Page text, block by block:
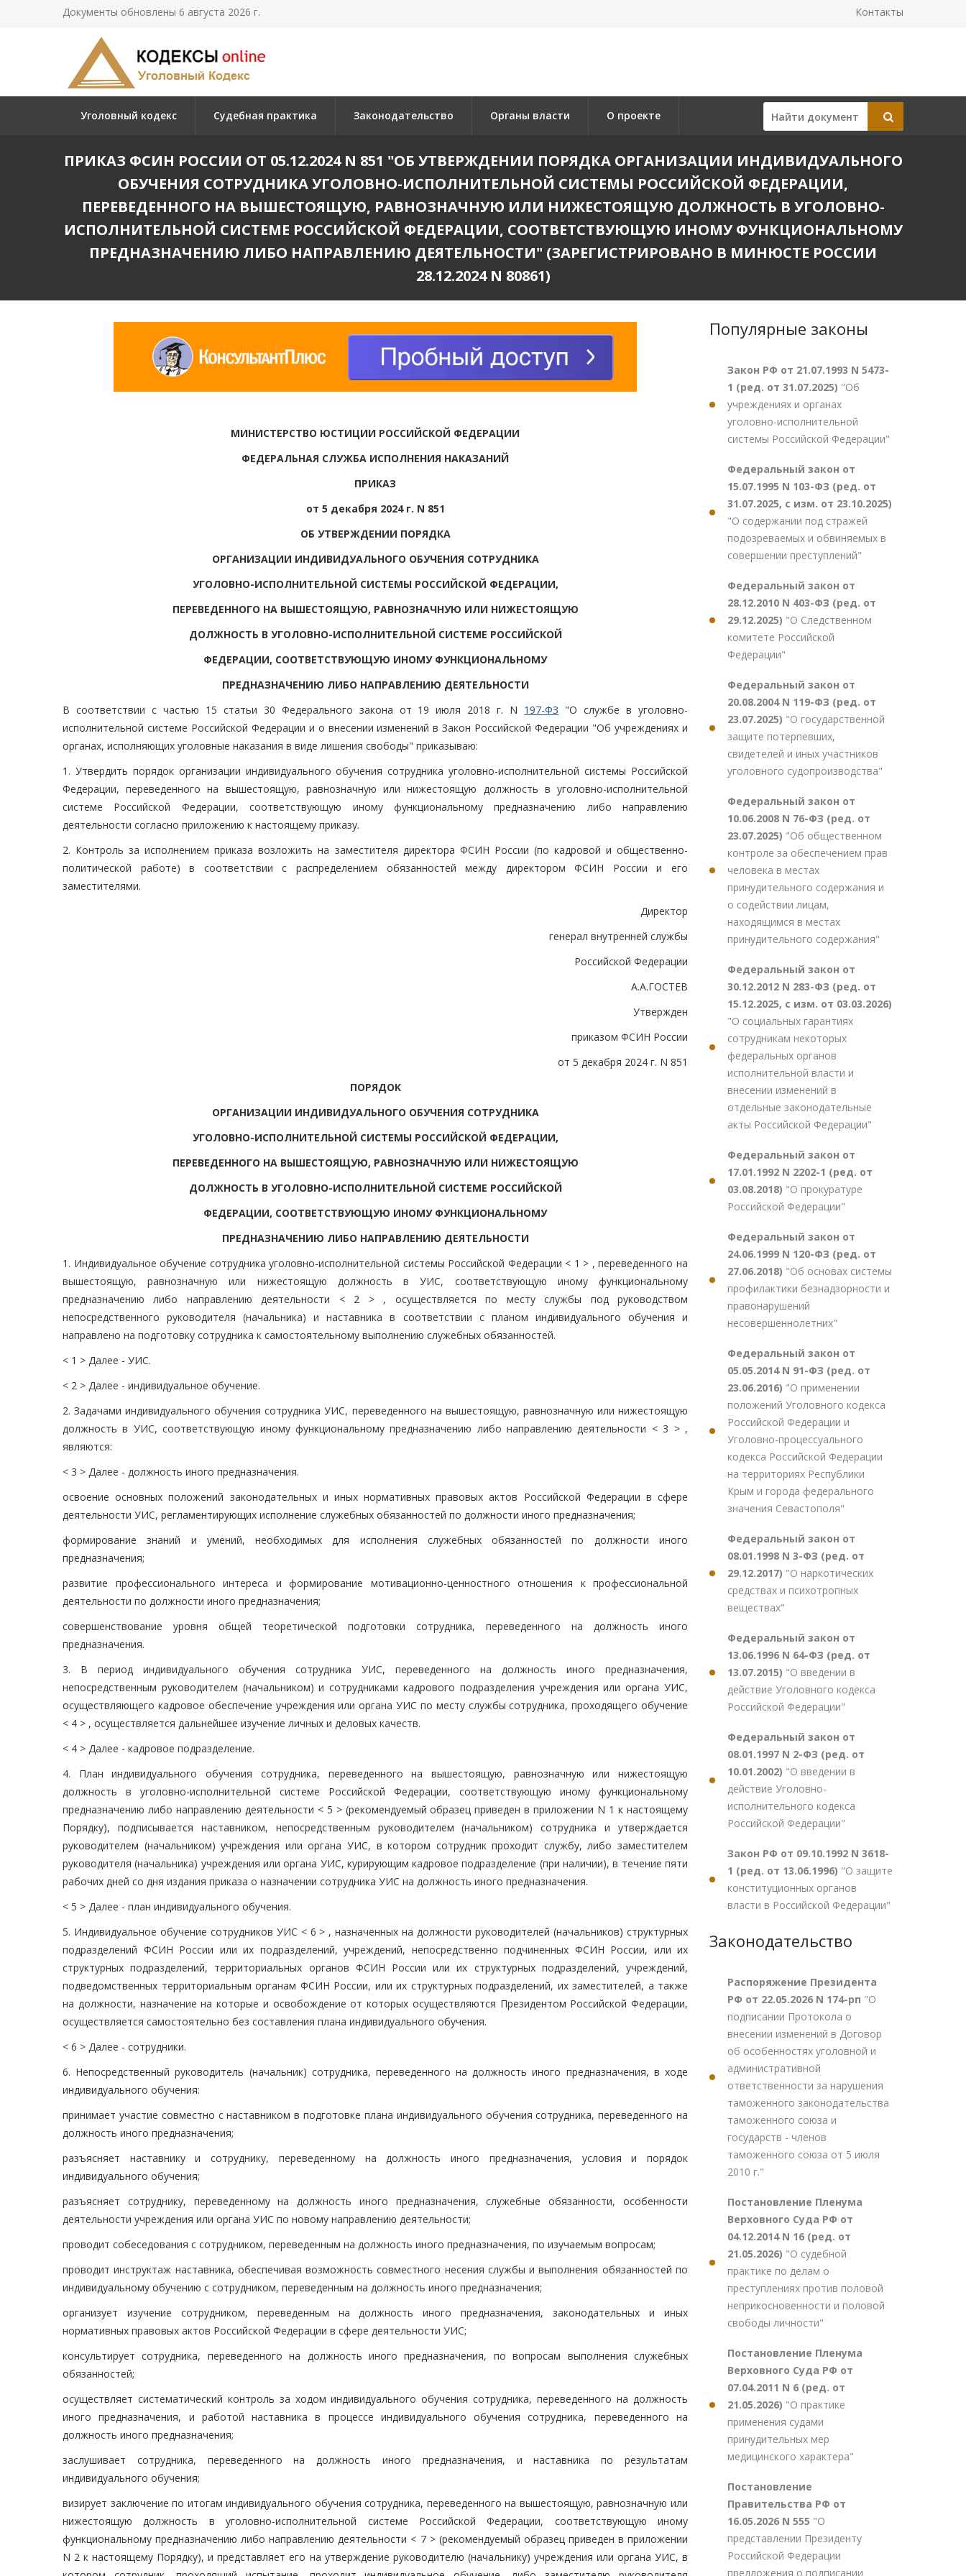
Документы обновлены 6 августа 2026 г. Контакты
Уголовный кодекс Судебная практика Законодательство Органы власти О проекте
ПРИКАЗ ФСИН РОССИИ ОТ 05.12.2024 N 851 "ОБ УТВЕРЖДЕНИИ ПОРЯДКА ОРГАНИЗАЦИИ ИНДИВИДУАЛЬНОГО
ОБУЧЕНИЯ СОТРУДНИКА УГОЛОВНО-ИСПОЛНИТЕЛЬНОЙ СИСТЕМЫ РОССИЙСКОЙ ФЕДЕРАЦИИ,
ПЕРЕВЕДЕННОГО НА ВЫШЕСТОЯЩУЮ, РАВНОЗНАЧНУЮ ИЛИ НИЖЕСТОЯЩУЮ ДОЛЖНОСТЬ В УГОЛОВНО-
ИСПОЛНИТЕЛЬНОЙ СИСТЕМЕ РОССИЙСКОЙ ФЕДЕРАЦИИ, СООТВЕТСТВУЮЩУЮ ИНОМУ ФУНКЦИОНАЛЬНОМУ
ПРЕДНАЗНАЧЕНИЮ ЛИБО НАПРАВЛЕНИЮ ДЕЯТЕЛЬНОСТИ" (ЗАРЕГИСТРИРОВАНО В МИНЮСТЕ РОССИИ
28.12.2024 N 80861)
МИНИСТЕРСТВО ЮСТИЦИИ РОССИЙСКОЙ ФЕДЕРАЦИИ
ФЕДЕРАЛЬНАЯ СЛУЖБА ИСПОЛНЕНИЯ НАКАЗАНИЙ
ПРИКАЗ
от 5 декабря 2024 г. N 851
ОБ УТВЕРЖДЕНИИ ПОРЯДКА
ОРГАНИЗАЦИИ ИНДИВИДУАЛЬНОГО ОБУЧЕНИЯ СОТРУДНИКА
УГОЛОВНО-ИСПОЛНИТЕЛЬНОЙ СИСТЕМЫ РОССИЙСКОЙ ФЕДЕРАЦИИ,
ПЕРЕВЕДЕННОГО НА ВЫШЕСТОЯЩУЮ, РАВНОЗНАЧНУЮ ИЛИ НИЖЕСТОЯЩУЮ
ДОЛЖНОСТЬ В УГОЛОВНО-ИСПОЛНИТЕЛЬНОЙ СИСТЕМЕ РОССИЙСКОЙ
ФЕДЕРАЦИИ, СООТВЕТСТВУЮЩУЮ ИНОМУ ФУНКЦИОНАЛЬНОМУ
ПРЕДНАЗНАЧЕНИЮ ЛИБО НАПРАВЛЕНИЮ ДЕЯТЕЛЬНОСТИ
В соответствии с частью 15 статьи 30 Федерального закона от 19 июля 2018 г. N 197-ФЗ "О службе в уголовно-
исполнительной системе Российской Федерации и о внесении изменений в Закон Российской Федерации "Об учреждениях и
органах, исполняющих уголовные наказания в виде лишения свободы" приказываю:
1. Утвердить порядок организации индивидуального обучения сотрудника уголовно-исполнительной системы Российской
Федерации, переведенного на вышестоящую, равнозначную или нижестоящую должность в уголовно-исполнительной
системе Российской Федерации, соответствующую иному функциональному предназначению либо направлению
деятельности согласно приложению к настоящему приказу.
2. Контроль за исполнением приказа возложить на заместителя директора ФСИН России (по кадровой и общественно-
политической работе) в соответствии с распределением обязанностей между директором ФСИН России и его
заместителями.
Директор
генерал внутренней службы
Российской Федерации
А.А.ГОСТЕВ
Утвержден
приказом ФСИН России
от 5 декабря 2024 г. N 851
ПОРЯДОК
ОРГАНИЗАЦИИ ИНДИВИДУАЛЬНОГО ОБУЧЕНИЯ СОТРУДНИКА
УГОЛОВНО-ИСПОЛНИТЕЛЬНОЙ СИСТЕМЫ РОССИЙСКОЙ ФЕДЕРАЦИИ,
ПЕРЕВЕДЕННОГО НА ВЫШЕСТОЯЩУЮ, РАВНОЗНАЧНУЮ ИЛИ НИЖЕСТОЯЩУЮ
ДОЛЖНОСТЬ В УГОЛОВНО-ИСПОЛНИТЕЛЬНОЙ СИСТЕМЕ РОССИЙСКОЙ
ФЕДЕРАЦИИ, СООТВЕТСТВУЮЩУЮ ИНОМУ ФУНКЦИОНАЛЬНОМУ
ПРЕДНАЗНАЧЕНИЮ ЛИБО НАПРАВЛЕНИЮ ДЕЯТЕЛЬНОСТИ
1. Индивидуальное обучение сотрудника уголовно-исполнительной системы Российской Федерации < 1 > , переведенного на
вышестоящую, равнозначную или нижестоящую должность в УИС, соответствующую иному функциональному
предназначению либо направлению деятельности < 2 > , осуществляется по месту службы под руководством
непосредственного руководителя (начальника) и наставника в соответствии с планом индивидуального обучения и
направлено на подготовку сотрудника к самостоятельному выполнению служебных обязанностей.
< 1 > Далее - УИС.
< 2 > Далее - индивидуальное обучение.
2. Задачами индивидуального обучения сотрудника УИС, переведенного на вышестоящую, равнозначную или нижестоящую
должность в УИС, соответствующую иному функциональному предназначению либо направлению деятельности < 3 > ,
являются:
< 3 > Далее - должность иного предназначения.
освоение основных положений законодательных и иных нормативных правовых актов Российской Федерации в сфере
деятельности УИС, регламентирующих исполнение служебных обязанностей по должности иного предназначения;
формирование знаний и умений, необходимых для исполнения служебных обязанностей по должности иного
предназначения;
развитие профессионального интереса и формирование мотивационно-ценностного отношения к профессиональной
деятельности по должности иного предназначения;
совершенствование уровня общей теоретической подготовки сотрудника, переведенного на должность иного
предназначения.
3. В период индивидуального обучения сотрудника УИС, переведенного на должность иного предназначения,
непосредственным руководителем (начальником) и сотрудниками кадрового подразделения учреждения или органа УИС,
осуществляющего кадровое обеспечение учреждения или органа УИС по месту службы сотрудника, проходящего обучение
< 4 > , осуществляется дальнейшее изучение личных и деловых качеств.
< 4 > Далее - кадровое подразделение.
4. План индивидуального обучения сотрудника, переведенного на вышестоящую, равнозначную или нижестоящую
должность в уголовно-исполнительной системе Российской Федерации, соответствующую иному функциональному
предназначению либо направлению деятельности < 5 > (рекомендуемый образец приведен в приложении N 1 к настоящему
Порядку), подписывается наставником, непосредственным руководителем (начальником) сотрудника и утверждается
руководителем (начальником) учреждения или органа УИС, в котором сотрудник проходит службу, либо заместителем
руководителя (начальника) учреждения или органа УИС, курирующим кадровое подразделение (при наличии), в течение пяти
рабочих дней со дня издания приказа о назначении сотрудника УИС на должность иного предназначения.
< 5 > Далее - план индивидуального обучения.
5. Индивидуальное обучение сотрудников УИС < 6 > , назначенных на должности руководителей (начальников) структурных
подразделений ФСИН России или их подразделений, учреждений, непосредственно подчиненных ФСИН России, или их
структурных подразделений, территориальных органов ФСИН России или их структурных подразделений, учреждений,
подведомственных территориальным органам ФСИН России, или их структурных подразделений, их заместителей, а также
на должности, назначение на которые и освобождение от которых осуществляются Президентом Российской Федерации,
осуществляется самостоятельно без составления плана индивидуального обучения.
< 6 > Далее - сотрудники.
6. Непосредственный руководитель (начальник) сотрудника, переведенного на должность иного предназначения, в ходе
индивидуального обучения:
принимает участие совместно с наставником в подготовке плана индивидуального обучения сотрудника, переведенного на
должность иного предназначения;
разъясняет наставнику и сотруднику, переведенному на должность иного предназначения, условия и порядок
индивидуального обучения;
разъясняет сотруднику, переведенному на должность иного предназначения, служебные обязанности, особенности
деятельности учреждения или органа УИС по новому направлению деятельности;
проводит собеседования с сотрудником, переведенным на должность иного предназначения, по изучаемым вопросам;
проводит инструктаж наставника, обеспечивая возможность совместного несения службы и выполнения обязанностей по
индивидуальному обучению с сотрудником, переведенным на должность иного предназначения;
организует изучение сотрудником, переведенным на должность иного предназначения, законодательных и иных
нормативных правовых актов Российской Федерации в сфере деятельности УИС;
консультирует сотрудника, переведенного на должность иного предназначения, по вопросам выполнения служебных
обязанностей;
осуществляет систематический контроль за ходом индивидуального обучения сотрудника, переведенного на должность
иного предназначения, и работой наставника в процессе индивидуального обучения сотрудника, переведенного на
должность иного предназначения;
заслушивает сотрудника, переведенного на должность иного предназначения, и наставника по результатам
индивидуального обучения;
визирует заключение по итогам индивидуального обучения сотрудника, переведенного на вышестоящую, равнозначную или
нижестоящую должность в уголовно-исполнительной системе Российской Федерации, соответствующую иному
функциональному предназначению либо направлению деятельности < 7 > (рекомендуемый образец приведен в приложении
N 2 к настоящему Порядку), и представляет его на утверждение руководителю (начальнику) учреждения или органа УИС, в
Популярные законы
Закон РФ от 21.07.1993 N 5473-
1 (ред. от 31.07.2025) "Об
учреждениях и органах
уголовно-исполнительной
системы Российской Федерации"
Федеральный закон от
15.07.1995 N 103-ФЗ (ред. от
31.07.2025, с изм. от 23.10.2025)
"О содержании под стражей
подозреваемых и обвиняемых в
совершении преступлений"
Федеральный закон от
28.12.2010 N 403-ФЗ (ред. от
29.12.2025) "О Следственном
комитете Российской
Федерации"
Федеральный закон от
20.08.2004 N 119-ФЗ (ред. от
23.07.2025) "О государственной
защите потерпевших,
свидетелей и иных участников
уголовного судопроизводства"
Федеральный закон от
10.06.2008 N 76-ФЗ (ред. от
23.07.2025) "Об общественном
контроле за обеспечением прав
человека в местах
принудительного содержания и
о содействии лицам,
находящимся в местах
принудительного содержания"
Федеральный закон от
30.12.2012 N 283-ФЗ (ред. от
15.12.2025, с изм. от 03.03.2026)
"О социальных гарантиях
сотрудникам некоторых
федеральных органов
исполнительной власти и
внесении изменений в
отдельные законодательные
акты Российской Федерации"
Федеральный закон от
17.01.1992 N 2202-1 (ред. от
03.08.2018) "О прокуратуре
Российской Федерации"
Федеральный закон от
24.06.1999 N 120-ФЗ (ред. от
27.06.2018) "Об основах системы
профилактики безнадзорности и
правонарушений
несовершеннолетних"
Федеральный закон от
05.05.2014 N 91-ФЗ (ред. от
23.06.2016) "О применении
положений Уголовного кодекса
Российской Федерации и
Уголовно-процессуального
кодекса Российской Федерации
на территориях Республики
Крым и города федерального
значения Севастополя"
Федеральный закон от
08.01.1998 N 3-ФЗ (ред. от
29.12.2017) "О наркотических
средствах и психотропных
веществах"
Федеральный закон от
13.06.1996 N 64-ФЗ (ред. от
13.07.2015) "О введении в
действие Уголовного кодекса
Российской Федерации"
Федеральный закон от
08.01.1997 N 2-ФЗ (ред. от
10.01.2002) "О введении в
действие Уголовно-
исполнительного кодекса
Российской Федерации"
Закон РФ от 09.10.1992 N 3618-
1 (ред. от 13.06.1996) "О защите
конституционных органов
власти в Российской Федерации"
Законодательство
Распоряжение Президента
РФ от 22.05.2026 N 174-рп "О
подписании Протокола о
внесении изменений в Договор
об особенностях уголовной и
административной
ответственности за нарушения
таможенного законодательства
таможенного союза и
государств - членов
таможенного союза от 5 июля
2010 г."
Постановление Пленума
Верховного Суда РФ от
04.12.2014 N 16 (ред. от
21.05.2026) "О судебной
практике по делам о
преступлениях против половой
неприкосновенности и половой
свободы личности"
Постановление Пленума
Верховного Суда РФ от
07.04.2011 N 6 (ред. от
21.05.2026) "О практике
применения судами
принудительных мер
медицинского характера"
Постановление
Правительства РФ от
16.05.2026 N 555 "О
представлении Президенту
Российской Федерации
предложения о подписании